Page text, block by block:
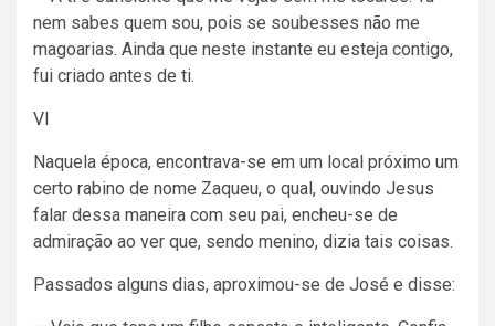
nem sabes quem sou, pois se soubesses não me
magoarias. Ainda que neste instante eu esteja contigo,
fui criado antes de ti.
VI
Naquela época, encontrava-se em um local próximo um
certo rabino de nome Zaqueu, o qual, ouvindo Jesus
falar dessa maneira com seu pai, encheu-se de
admiração ao ver que, sendo menino, dizia tais coisas.
Passados alguns dias, aproximou-se de José e disse: